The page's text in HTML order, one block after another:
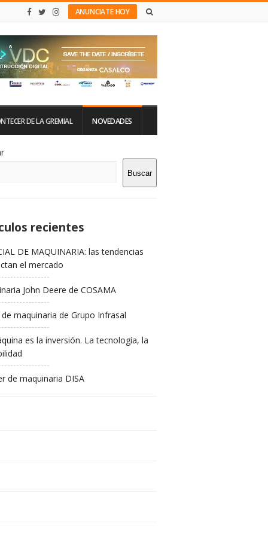
ANUNCIATE HOY
DE LA GREMIAL NOVEDADES
Buscar
recientes
DE MAQUINARIA: las tendencias
el mercado
John Deere de COSAMA
maquinaria de Grupo Infrasal
es la inversión. La tecnología, la
de maquinaria DISA